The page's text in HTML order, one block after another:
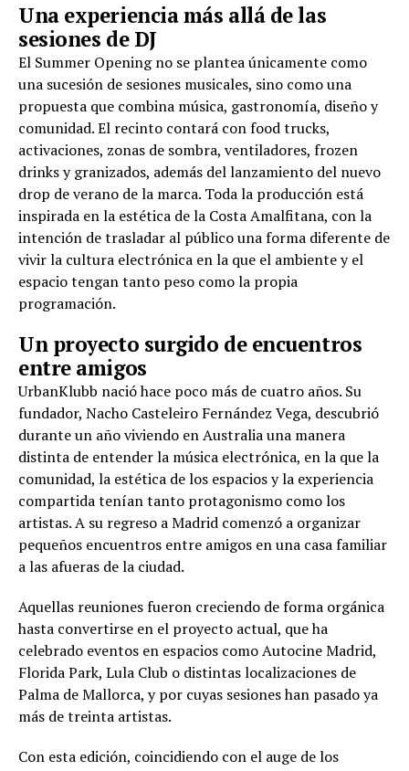
Una experiencia más allá de las
sesiones de DJ
El Summer Opening no se plantea únicamente como
una sucesión de sesiones musicales, sino como una
propuesta que combina música, gastronomía, diseño y
comunidad. El recinto contará con food trucks,
activaciones, zonas de sombra, ventiladores, frozen
drinks y granizados, además del lanzamiento del nuevo
drop de verano de la marca. Toda la producción está
inspirada en la estética de la Costa Amalfitana, con la
intención de trasladar al público una forma diferente de
vivir la cultura electrónica en la que el ambiente y el
espacio tengan tanto peso como la propia
programación.
Un proyecto surgido de encuentros
entre amigos
UrbanKlubb nació hace poco más de cuatro años. Su
fundador, Nacho Casteleiro Fernández Vega, descubrió
durante un año viviendo en Australia una manera
distinta de entender la música electrónica, en la que la
comunidad, la estética de los espacios y la experiencia
compartida tenían tanto protagonismo como los
artistas. A su regreso a Madrid comenzó a organizar
pequeños encuentros entre amigos en una casa familiar
a las afueras de la ciudad.
Aquellas reuniones fueron creciendo de forma orgánica
hasta convertirse en el proyecto actual, que ha
celebrado eventos en espacios como Autocine Madrid,
Florida Park, Lula Club o distintas localizaciones de
Palma de Mallorca, y por cuyas sesiones han pasado ya
más de treinta artistas.
Con esta edición, coincidiendo con el auge de los